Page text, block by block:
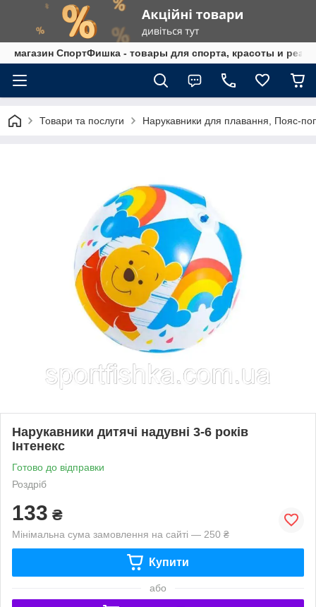
магазин СпортФишка - товары для спорта, красоты и
Товари та послуги Нарукавники для плавання, Пояс-
Нарукавники дитячі надувні 3-6 років
Інтенекс
Готово до відправки
Роздріб
133 ₴
Мінімальна сума замовлення на сайті — 250 ₴
Купити
або